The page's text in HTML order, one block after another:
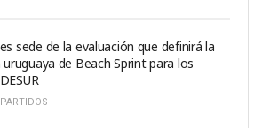
sede de la evaluación que definirá la
uruguaya de Beach Sprint para los